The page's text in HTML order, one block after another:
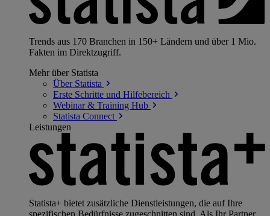
Trends aus 170 Branchen in 150+ Ländern und über 1 Mio.
Fakten im Direktzugriff.
Mehr über Statista
Über Statista
Erste Schritte und Hilfebereich
Webinar & Training Hub
Statista Connect
Leistungen
Statista+ bietet zusätzliche Dienstleistungen, die auf Ihre
spezifischen Bedürfnisse zugeschnitten sind. Als Ihr Partner